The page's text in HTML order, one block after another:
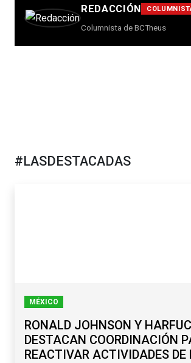
REDACCIÓN
Columnista de BCTneus
#LASDESTACADAS
MÉXICO
RONALD JOHNSON Y
DESTACAN COORDINACIÓN
REACTIVAR ACTIVIDADES DE